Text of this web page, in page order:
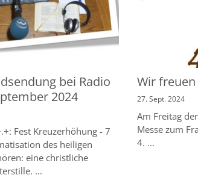
bei Radio
2024
Fest Kreuzerhöhung - 7
des heiligen
eine christliche
...
Wir
27. Sept. 2024
Am Freitag
Messe zum
4. ...